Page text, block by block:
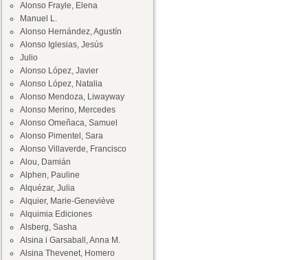
Alonso Frayle, Elena
Manuel L.
Alonso Hernández, Agustín
Alonso Iglesias, Jesús
Julio
Alonso López, Javier
Alonso López, Natalia
Alonso Mendoza, Liwayway
Alonso Merino, Mercedes
Alonso Omeñaca, Samuel
Alonso Pimentel, Sara
Alonso Villaverde, Francisco
Alou, Damián
Alphen, Pauline
Alquézar, Julia
Alquier, Marie-Geneviève
Alquimia Ediciones
Alsberg, Sasha
Alsina i Garsaball, Anna M.
Alsina Thevenet, Homero